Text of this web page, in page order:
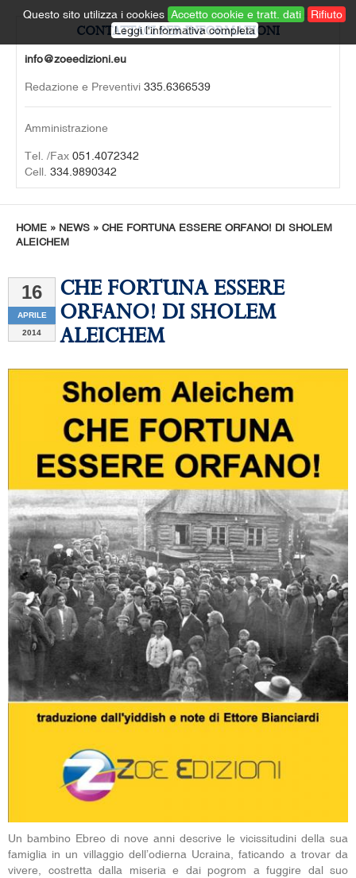
Questo sito utilizza i cookies Accetto cookie e tratt. dati
Rifiuto
Leggi l'informativa completa
CONTATTACI PER INFORMAZIONI
info@zoeedizioni.eu
Redazione e Preventivi 335.6366539
Amministrazione
Tel. /Fax 051.4072342
Cell. 334.9890342
HOME » NEWS » CHE FORTUNA ESSERE ORFANO! DI SHOLEM
ALEICHEM
16
APRILE
2014
CHE FORTUNA ESSERE
ORFANO! DI SHOLEM
ALEICHEM
Un bambino Ebreo di nove anni descrive le vicissitudini della sua
famiglia in un villaggio dell’odierna Ucraina, faticando a trovar da
vivere, costretta dalla miseria e dai pogrom a fuggire dal suo